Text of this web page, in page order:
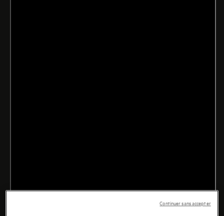
Continuer sans accepter